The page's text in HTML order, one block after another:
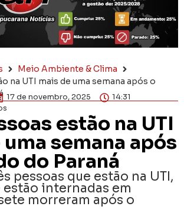
Meio Ambiente & Clima
na UTI mais de uma semana após o
17 de novembro, 2025
14:31
estão na UTI
semana após
do Paraná
pessoas que estão na UTI,
internadas em
morreram após o